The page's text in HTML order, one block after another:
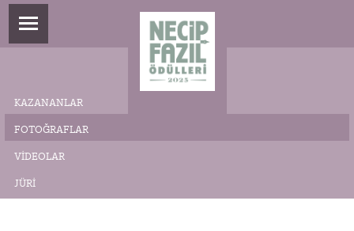
KAZANANLAR
FOTOĞRAFLAR
VIDEOLAR
JÜRI